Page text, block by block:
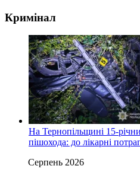
Кримінал
На Тернопільщині 15-
пішохода: до лікарні
Серпень 2026